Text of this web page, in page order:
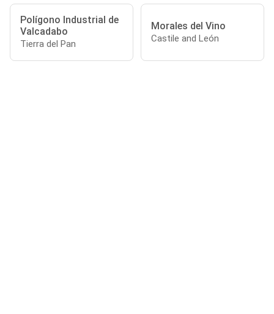
Polígono Industrial de
Valcadabo
Tierra del Pan
Morales del Vino
Castile and León